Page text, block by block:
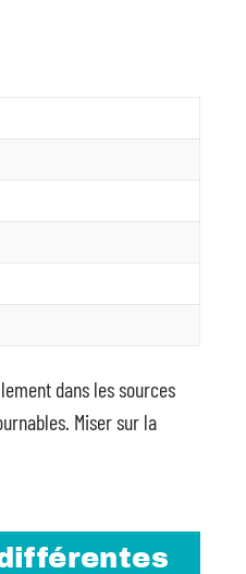
dans les sources
Miser sur la